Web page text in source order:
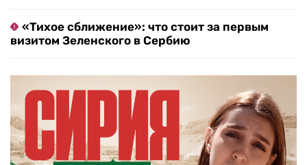
«Тихое сближение»: что стоит за первым
визитом Зеленского в Сербию